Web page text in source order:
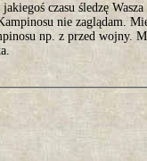
czasu śledzę
nie zaglądam.
np. z przed wojny.